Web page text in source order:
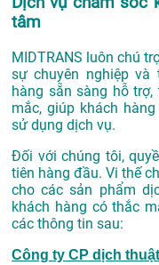
tâm
MIDTRANS luôn chú
sự chuyên nghiệp
hàng sẵn sàng hỗ
mắc, giúp khách
sử dụng dịch vụ.
Đối với chúng tôi,
tiên hàng đầu. Vi thế
cho các sản phẩm
khách hàng có thắc
các thông tin sau:
Công ty CP dịch